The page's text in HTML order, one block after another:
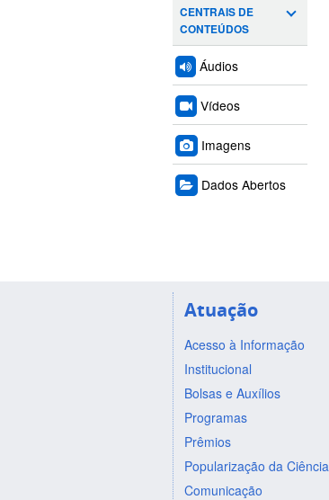
CENTRAIS DE
CONTEÚDOS
Áudios
Vídeos
Imagens
Dados Abertos
Atuação
Acesso à Informação
Institucional
Bolsas e Auxílios
Programas
Prêmios
Popularização da Ciência
Comunicação